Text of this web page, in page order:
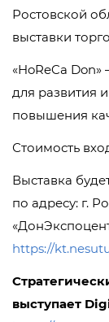
Ростовской
выставки
«HoReCa
для развития
повышения
Стоимость
Выставка
по адресу: г.
https://
выступает